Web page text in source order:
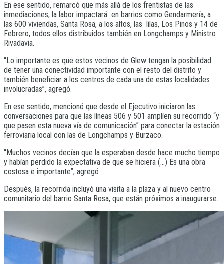
En ese sentido, remarcó que más allá de los frentistas de las
inmediaciones, la labor impactará en barrios como Gendarmería, a
las 600 viviendas, Santa Rosa, a los altos, las lilas, Los Pinos y 14 de
Febrero, todos ellos distribuidos también en Longchamps y Ministro
Rivadavia.
“Lo importante es que estos vecinos de Glew tengan la posibilidad
de tener una conectividad importante con el resto del distrito y
también beneficiar a los centros de cada una de estas localidades
involucradas”, agregó.
En ese sentido, mencionó que desde el Ejecutivo iniciaron las
conversaciones para que las líneas 506 y 501 amplíen su recorrido “y
que pasen esta nueva vía de comunicación” para conectar la estación
ferroviaria local con las de Longchamps y Burzaco.
“Muchos vecinos decían que la esperaban desde hace mucho tiempo
y habían perdido la expectativa de que se hiciera (…) Es una obra
costosa e importante”, agregó
Después, la recorrida incluyó una visita a la plaza y al nuevo centro
comunitario del barrio Santa Rosa, que están próximos a inaugurarse.